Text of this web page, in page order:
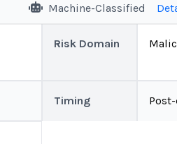
Machine-Classified
Risk Domain
Timing